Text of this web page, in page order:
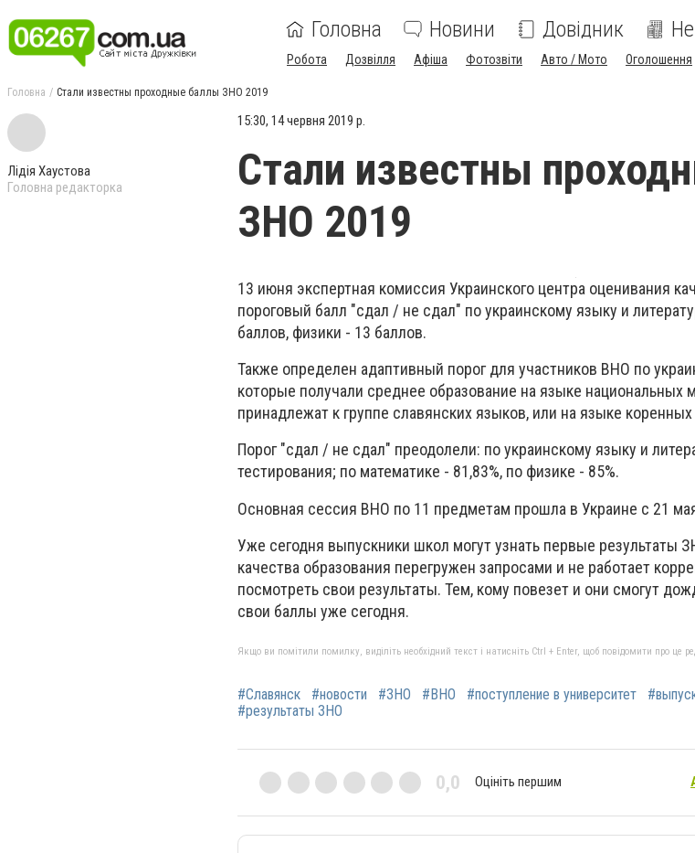
Головна Новини Довідник
Робота Дозвілля Афіша Фотозвіти Авто / Мото Оголошення
Головна Стали известны проходные баллы ЗНО 2019
Лідія Хаустова
Головна редакторка
15:30, 14 червня 2019 р.
Стали известны
ЗНО 2019
13 июня экспертная комиссия Украинского центра оценивания
пороговый балл "сдал / не сдал" по украинскому языку и
баллов, физики - 13 баллов.
Также определен адаптивный порог для участников ВНО по
которые получали среднее образование на языке национальных
принадлежат к группе славянских языков, или на языке
Порог "сдал / не сдал" преодолели: по украинскому языку и
тестирования; по математике - 81,83%, по физике - 85%.
Основная сессия ВНО по 11 предметам прошла в Украине с 21
Уже сегодня выпускники школ могут узнать первые результаты
качества образования перегружен запросами и не работает
посмотреть свои результаты. Тем, кому повезет и они смогут
свои баллы уже сегодня.
Якщо ви помітили помилку, виділіть необхідний текст і натисніть Ctrl + Enter, щоб повідомити про це
#Славянск #новости #ЗНО #ВНО #поступление в университет
#результаты ЗНО
0,0 Оцініть першим